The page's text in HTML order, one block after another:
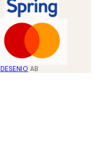
DESENIO AB